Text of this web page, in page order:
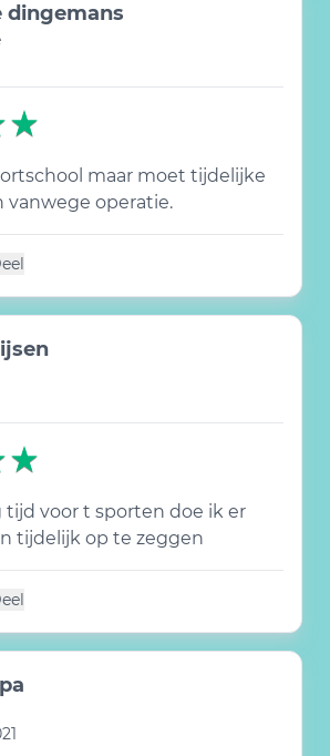
dingemans
maar moet tijdelijke
vanwege operatie.
voor t sporten doe ik er
tijdelijk op te zeggen